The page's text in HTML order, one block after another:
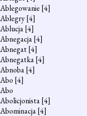
Ablegowanie [4]
Ablegry[4]
Ablucja[4]
Abnegacja[4]
Abnegat[4]
Abnegatka[4]
Abnoba[4]
Abo [4]
Abo
Abolicjonista[4]
Abominacja[4]